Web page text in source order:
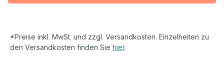
*Preise inkl. MwSt. und zzgl. Versandkosten. Einzelheiten zu
den Versandkosten finden Sie hier.